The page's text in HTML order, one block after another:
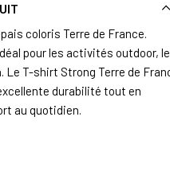
coloris Terre de France.
pour les activités outdoor, le
Le T-shirt Strong Terre de
durabilité tout en
au quotidien.